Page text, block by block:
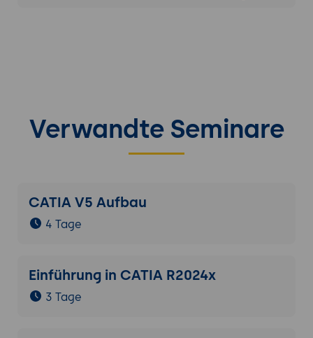
Verwandte Seminare
CATIA V5 Aufbau
4 Tage
Einführung in CATIA R2024x
3 Tage